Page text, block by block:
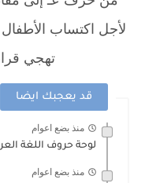
لأجل اكتساب
تهجي
قد يعجبك ايضا
منذ بضع اعوام
لوحة حروف اللغة
منذ بضع اعوام